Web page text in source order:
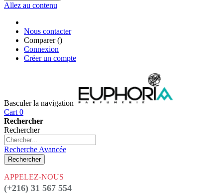
Allez au contenu
Nous contacter
Comparer ()
Connexion
Créer un compte
Basculer la navigation
Cart 0
Rechercher
Rechercher
Recherche Avancée
Rechercher
APPELEZ-NOUS
(+216) 31 567 554